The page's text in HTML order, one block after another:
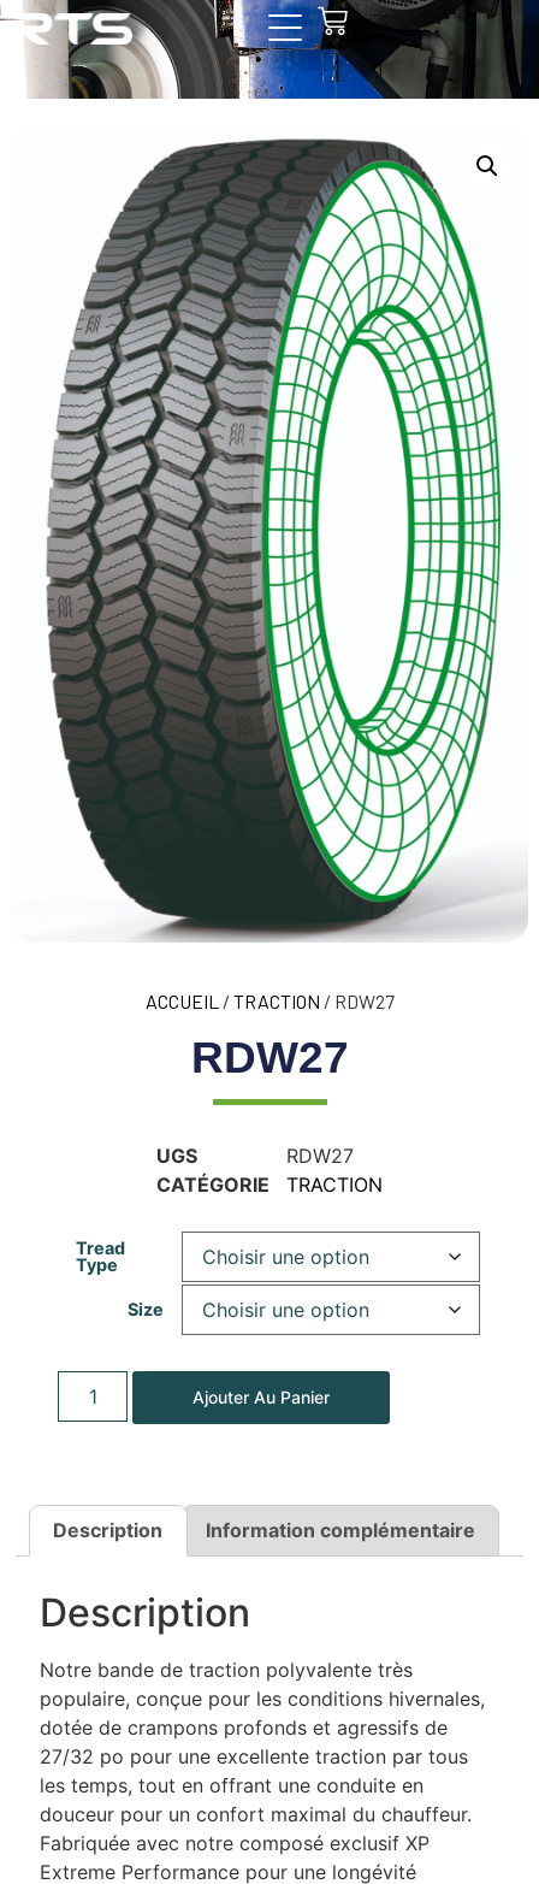
ACCUEIL / TRACTION / RDW27
RDW27
UGS
RDW27
CATÉGORIE
TRACTION
Tread
Type
Size
Ajouter Au Panier
Description Information complémentaire
Description
Notre bande de traction polyvalente très
populaire, conçue pour les conditions hivernales,
dotée de crampons profonds et agressifs de
27/32 po pour une excellente traction par tous
les temps, tout en offrant une conduite en
douceur pour un confort maximal du chauffeur.
Fabriquée avec notre composé exclusif XP
Extreme Performance pour une longévité